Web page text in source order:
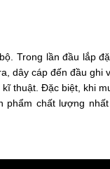
Trong lần đầu lắp
dây cáp đến đầu ghi
thuật. Đặc biệt, khi
chất lượng